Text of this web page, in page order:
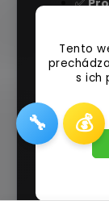
Tento
s ich
✅
✅
✅
🔧 💰